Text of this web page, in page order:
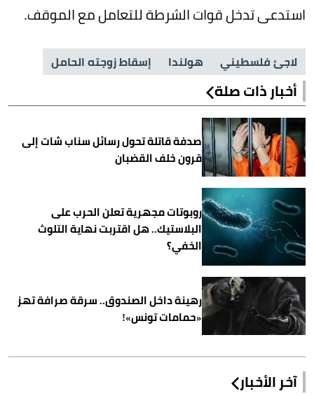
استدعى تدخل قوات الشرطة للتعامل مع الموقف.
لاجئ فلسطيني هولندا إسقاط زوجته الحامل
أخبار ذات صلة
صدفة قاتلة تحول رسائل سناب شات إلى
قرون خلف القضبان
روبوتات مجهرية تعلن الحرب على
البلاستيك.. هل اقتربت نهاية التلوث
الخفي؟
رهينة داخل الصندوق.. سرقة صرافة تهز
«حمامات تونس»!
آخر الأخبار